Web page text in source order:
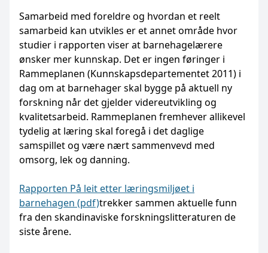
Samarbeid med foreldre og hvordan et reelt
samarbeid kan utvikles er et annet område hvor
studier i rapporten viser at barnehagelærere
ønsker mer kunnskap. Det er ingen føringer i
Rammeplanen (Kunnskapsdepartementet 2011) i
dag om at barnehager skal bygge på aktuell ny
forskning når det gjelder videreutvikling og
kvalitetsarbeid. Rammeplanen fremhever allikevel
tydelig at læring skal foregå i det daglige
samspillet og være nært sammenvevd med
omsorg, lek og danning.
Rapporten På leit etter læringsmiljøet i
barnehagen (pdf)trekker sammen aktuelle funn
fra den skandinaviske forskningslitteraturen de
siste årene.